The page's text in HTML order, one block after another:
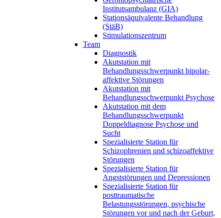
Institutsambulanz (GIA)
Stationsäquivalente Behandlung
(StäB)
Stimulationszentrum
Team
Diagnostik
Akutstation mit
Behandlungsschwerpunkt bipolar-
affektive Störungen
Akutstation mit
Behandlungsschwerpunkt Psychose
Akutstation mit dem
Behandlungsschwerpunkt
Doppeldiagnose Psychose und
Sucht
Spezialisierte Station für
Schizophrenien und schizoaffektive
Störungen
Spezialisierte Station für
Angststörungen und Depressionen
Spezialisierte Station für
posttraumatische
Belastungsstörungen, psychische
Störungen vor und nach der Geburt,